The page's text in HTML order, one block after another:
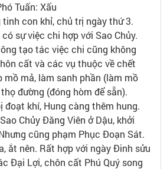
Tuấn: Xấu
tinh con khỉ, chủ trị ngày thứ 3.
có sự việc chi hợp với Sao Chủy.
tạo tác việc chi cũng không
cất và các vụ thuộc về chết
mồ mả, làm sanh phần (làm mồ
đường (đóng hòm để sẵn).
đoạt khí, Hung càng thêm hung.
Chủy Đăng Viên ở Dậu, khởi
cũng phạm Phục Đoạn Sát.
ắt nên. Rất hợp với ngày Đinh sửu
Đại Lợi, chôn cất Phú Quý song